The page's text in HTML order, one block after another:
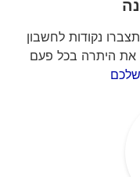
נקודות לחשבון
את היתרה בכל פעם